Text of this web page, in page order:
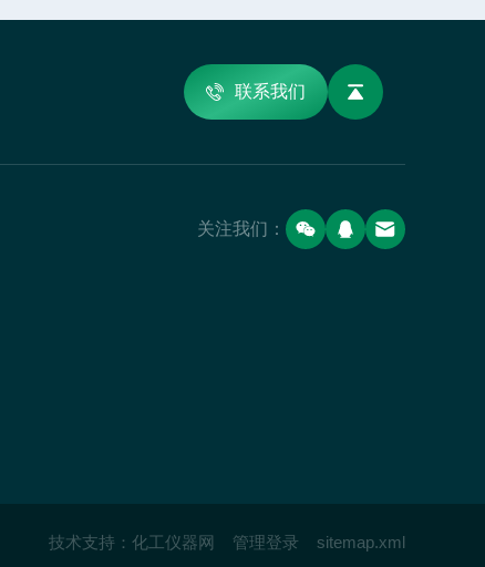
联系我们
关注我们：
技术支持： 化工仪器网 管理登录 sitemap.xml